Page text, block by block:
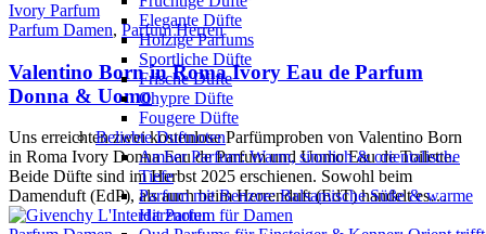
Elegante Düfte
Holzige Parfums
Sportliche Düfte
Frische Düfte
Chypre Düfte
Fougere Düfte
Beliebte Duftnoten
Amber Parfum: Warm, sinnlich & orientalische
Tiefe
Parfum mit Benzoe: Balsamische Süße & warme
Harznoten
Parfum Damen, Parfum Herren
Valentino Born in Roma Ivory Eau de Parfum
Donna & Uomo
Uns erreichten zwei kostenlose Parfümproben von Valentino Born
in Roma Ivory Donna Eau de Parfum und Uomo Eau de Toilette.
Beide Düfte sind im Herbst 2025 erschienen. Sowohl beim
Damenduft (EdP), als auch beim Herrenduft (EdT) handelt es…